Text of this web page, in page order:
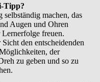
Tipp?
machen, das
Augen und Ohren
freuen.
den entscheidenden
der
zu geben und so zu